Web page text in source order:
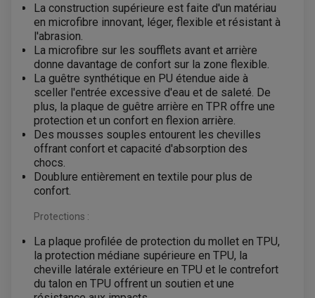
FREINAGE
EQUIPEMENT ELECTRIQUE QUAD / SSV
ACCESSOIRES ELECTRIQUE QUAD / SSV
BOITIER CDI QUAD ET SSV
CHARGEUR DE BATTERIE QUAD / SSV
COMPTEUR QUAD / SSV
CONTACTEUR A CLÉ QUAD
DÉMARREUR
ECLAIRAGE LED / HALOGÈNE
STATOR ET REDRESSEUR / REGULATEUR
VENTILATEUR DE RADIATEUR
EQUIPEMENT FREINAGE QUAD / SSV
KIT DURITE DE FREIN QUAD
KIT REPARATION MAÎTRE CYLINDRE QUAD / SSV
PLAQUETTES DE FREIN QUAD / SSV
HUILE ET PRODUIT D'ENTRETIEN QUAD
PNEUMATIQUE
MOUSSE
CHAMBRE À AIR
EQUIPEMENT FREINAGE MOTO CROSS ET
La construction supérieure est faite d'un matériau
en microfibre innovant, léger, flexible et résistant à
l'abrasion.
La microfibre sur les soufflets avant et arrière
donne davantage de confort sur la zone flexible.
La guêtre synthétique en PU étendue aide à
sceller l'entrée excessive d'eau et de saleté. De
plus, la plaque de guêtre arrière en TPR offre une
protection et un confort en flexion arrière.
Des mousses souples entourent les chevilles
offrant confort et capacité d'absorption des
chocs.
Doublure entièrement en textile pour plus de
confort.
Protections :
La plaque profilée de protection du mollet en TPU,
la protection médiane supérieure en TPU, la
cheville latérale extérieure en TPU et le contrefort
du talon en TPU offrent un soutien et une